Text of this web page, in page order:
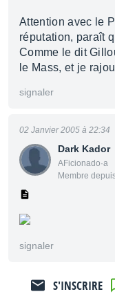
Attention avec le
réputation, paraît
Comme le dit
le Mass, et je
signaler
Dark Kador
AFicionado·a
Membre
02 Janvier 2005 à 22:34
signaler
S'INSCRIRE